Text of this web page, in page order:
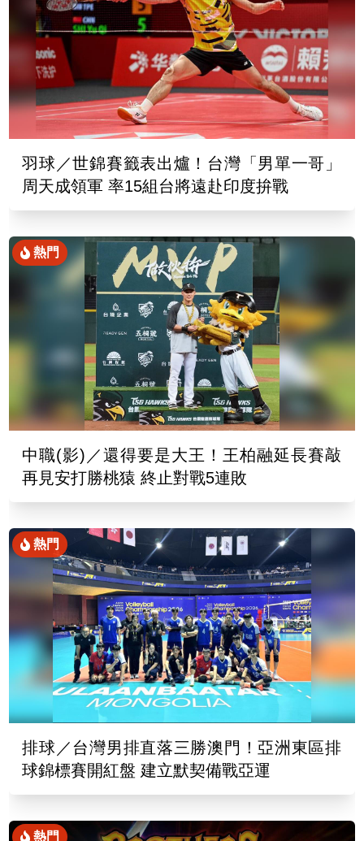
羽球／世錦賽籤表出爐！台灣「男單一哥」
周天成領軍 率15組台將遠赴印度拚戰
熱門
中職(影)／還得要是大王！王柏融延長賽敲
再見安打勝桃猿 終止對戰5連敗
熱門
排球／台灣男排直落三勝澳門！亞洲東區排
球錦標賽開紅盤 建立默契備戰亞運
熱門